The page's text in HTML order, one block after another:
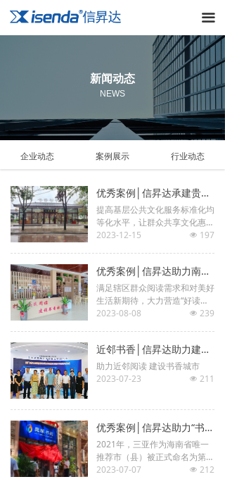
끀
首页
新闻动态
服务体系
关于我们
新闻动态
NEWS
企业动态 案例展示 行业动态
优秀案例│信昇达承建贵州省松桃苗族自治县城市书房整体工程项目建成开放
提高基层公共文化服务标准化均
等化水平，让群众共享文化惠民
成果。
넶 197
2023-12-15
优秀案例│信昇达助力南召县诸葛书屋3号店正式运营
满足辖区群众阅读需求和对美好
生活新期待，大力营造“好读
书、读好书、善读书”的浓厚氛
넶 239
2023-08-08
近邻书香│信昇达助力建行厦门分行文园支行“近邻图书馆”建设
助力近邻阅读 建设书香城市
넶 211
2023-07-23
优秀案例│信昇达助力“书香三亚”建设
2021年，三亚作为海南省唯一
推荐市（县）被正式命名为第四
批国家公共文化服务体系示范
넶 212
2023-07-07